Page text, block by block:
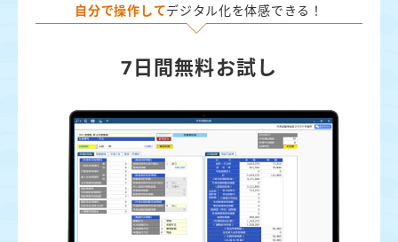
自分で操作してデジタル化を体感できる！
7日間無料お試し